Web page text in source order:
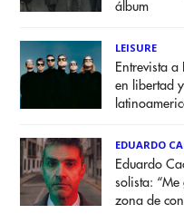
álbum
LEISURE
Entrevista a
en libertad
EDUARDO
Eduardo
solista:
zona de